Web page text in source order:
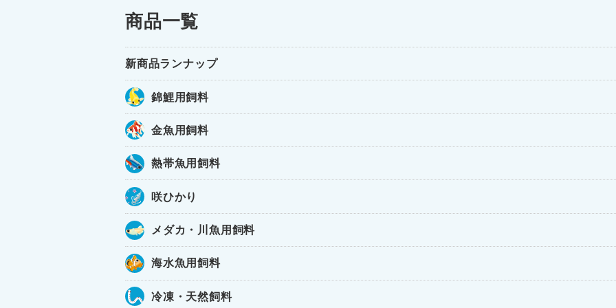
商品一覧
新商品ランナップ
錦鯉用飼料
金魚用飼料
熱帯魚用飼料
咲ひかり
メダカ・川魚用飼料
海水魚用飼料
冷凍・天然飼料